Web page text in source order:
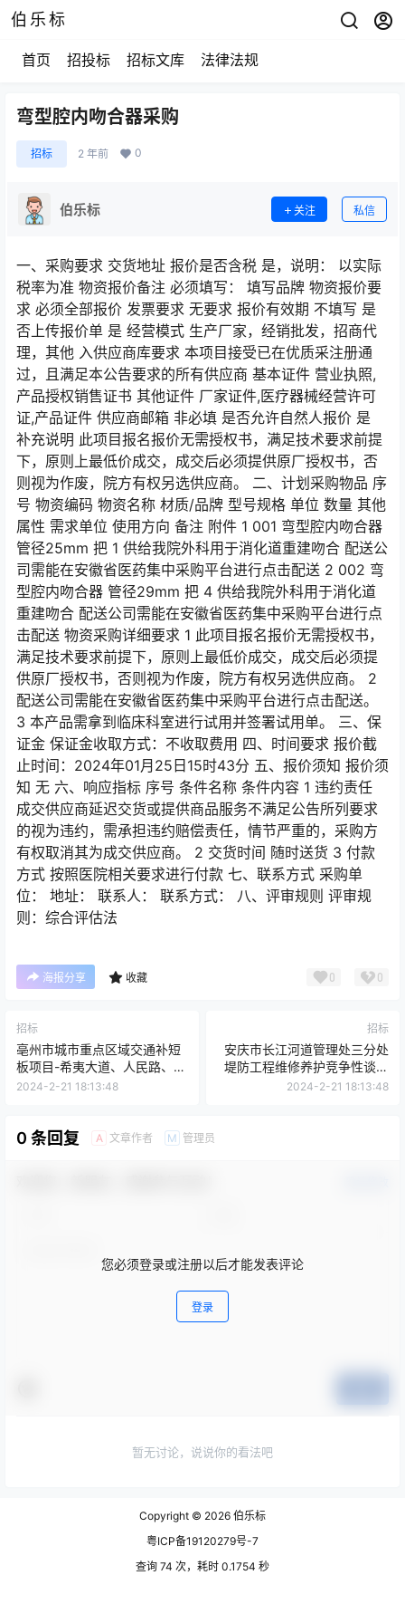
伯乐标
首页 招投标 招标文库 法律法规
弯型腔内吻合器采购
招标 2 年前 0
伯乐标 关注 私信
一、采购要求 交货地址 报价是否含税 是，说明： 以实际
税率为准 物资报价备注 必须填写： 填写品牌 物资报价要
求 必须全部报价 发票要求 无要求 报价有效期 不填写 是
否上传报价单 是 经营模式 生产厂家，经销批发，招商代
理，其他 入供应商库要求 本项目接受已在优质采注册通
过，且满足本公告要求的所有供应商 基本证件 营业执照,
产品授权销售证书 其他证件 厂家证件,医疗器械经营许可
证,产品证件 供应商邮箱 非必填 是否允许自然人报价 是
补充说明 此项目报名报价无需授权书，满足技术要求前提
下，原则上最低价成交，成交后必须提供原厂授权书，否
则视为作废，院方有权另选供应商。 二、计划采购物品 序
号 物资编码 物资名称 材质/品牌 型号规格 单位 数量 其他
属性 需求单位 使用方向 备注 附件 1 001 弯型腔内吻合器
管径25mm 把 1 供给我院外科用于消化道重建吻合 配送公
司需能在安徽省医药集中采购平台进行点击配送 2 002 弯
型腔内吻合器 管径29mm 把 4 供给我院外科用于消化道
重建吻合 配送公司需能在安徽省医药集中采购平台进行点
击配送 物资采购详细要求 1 此项目报名报价无需授权书，
满足技术要求前提下，原则上最低价成交，成交后必须提
供原厂授权书，否则视为作废，院方有权另选供应商。 2
配送公司需能在安徽省医药集中采购平台进行点击配送。
3 本产品需拿到临床科室进行试用并签署试用单。 三、保
证金 保证金收取方式：不收取费用 四、时间要求 报价截
止时间：2024年01月25日15时43分 五、报价须知 报价须
知 无 六、响应指标 序号 条件名称 条件内容 1 违约责任
成交供应商延迟交货或提供商品服务不满足公告所列要求
的视为违约，需承担违约赔偿责任，情节严重的，采购方
有权取消其为成交供应商。 2 交货时间 随时送货 3 付款
方式 按照医院相关要求进行付款 七、联系方式 采购单
位： 地址： 联系人： 联系方式： 八、评审规则 评审规
则：综合评估法
海报分享 收藏 0 0
招标
亳州市城市重点区域交通补短
板项目-希夷大道、人民路、和
平路、新华路“白加黑”更新改
2024-2-21 18:13:48
招标
安庆市长江河道管理处三分处
堤防工程维修养护竞争性谈判
公告
2024-2-21 18:13:48
0 条回复 A 文章作者 M 管理员
您必须登录或注册以后才能发表评论
登录
暂无讨论，说说你的看法吧
Copyright © 2026 伯乐标
粤ICP备19120279号-7
查询 74 次，耗时 0.1754 秒